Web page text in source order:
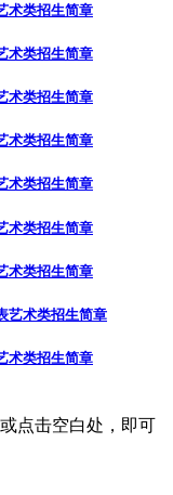
术类招生简章
术类招生简章
术类招生简章
术类招生简章
术类招生简章
术类招生简章
术类招生简章
艺术类招生简章
术类招生简章
点击空白处，即可